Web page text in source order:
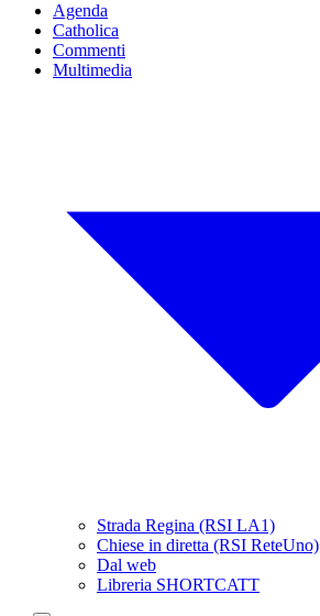
Agenda
Catholica
Commenti
Multimedia
Strada Regina (RSI LA1)
Chiese in diretta (RSI ReteUno)
Dal web
Libreria SHORTCATT